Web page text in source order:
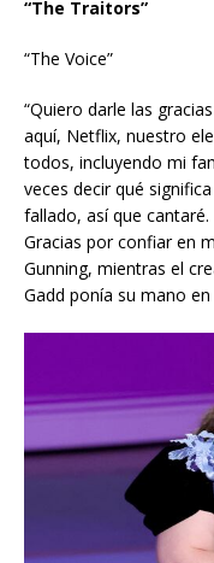
“The Traitors”
“The Voice”
“Quiero darle las
aquí, Netflix, nuestro
todos, incluyendo mi
veces decir qué
fallado, así que
Gracias por confiar en
Gunning, mientras el
Gadd ponía su mano